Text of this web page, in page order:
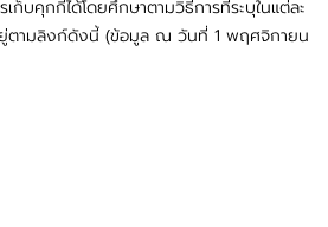
ก็บคุกกี้ได้โดยศึกษาตามวิธีการที่ระบุในแต่ละ
อยู่ตามลิงก์ดังนี้ (ข้อมูล ณ วันที่ 1 พฤศจิกายน